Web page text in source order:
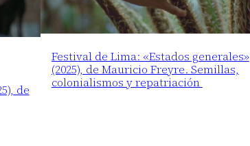
de
Festival de Lima: «Estados generales»
(2025), de Mauricio Freyre. Semillas,
colonialismos y repatriación